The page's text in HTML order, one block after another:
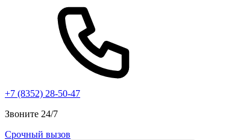
+7 (8352) 28-50-47
Звоните 24/7
Срочный вызов